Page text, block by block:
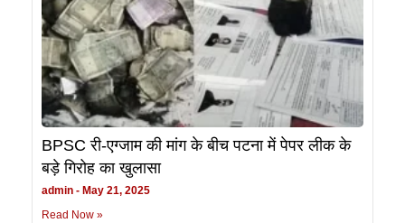
BPSC री-एग्जाम की मांग के बीच पटना में पेपर लीक के
बड़े गिरोह का खुलासा
admin
May 21, 2025
Read Now »